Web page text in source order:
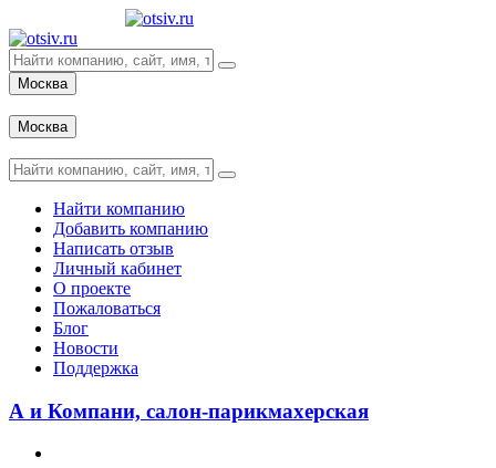
Москва
Москва
Найти компанию
Добавить компанию
Написать отзыв
Личный кабинет
О проекте
Пожаловаться
Блог
Новости
Поддержка
А и Компани, салон-парикмахерская